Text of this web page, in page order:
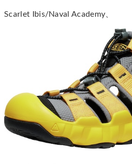
Scarlet Ibis/Naval Academy、